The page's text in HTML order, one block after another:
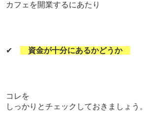
カフェを開業するにあたり
✔ 資金が十分にあるかどうか
コレを
しっかりとチェックしておきましょう。